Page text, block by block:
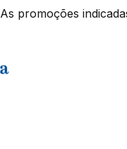
As promoções